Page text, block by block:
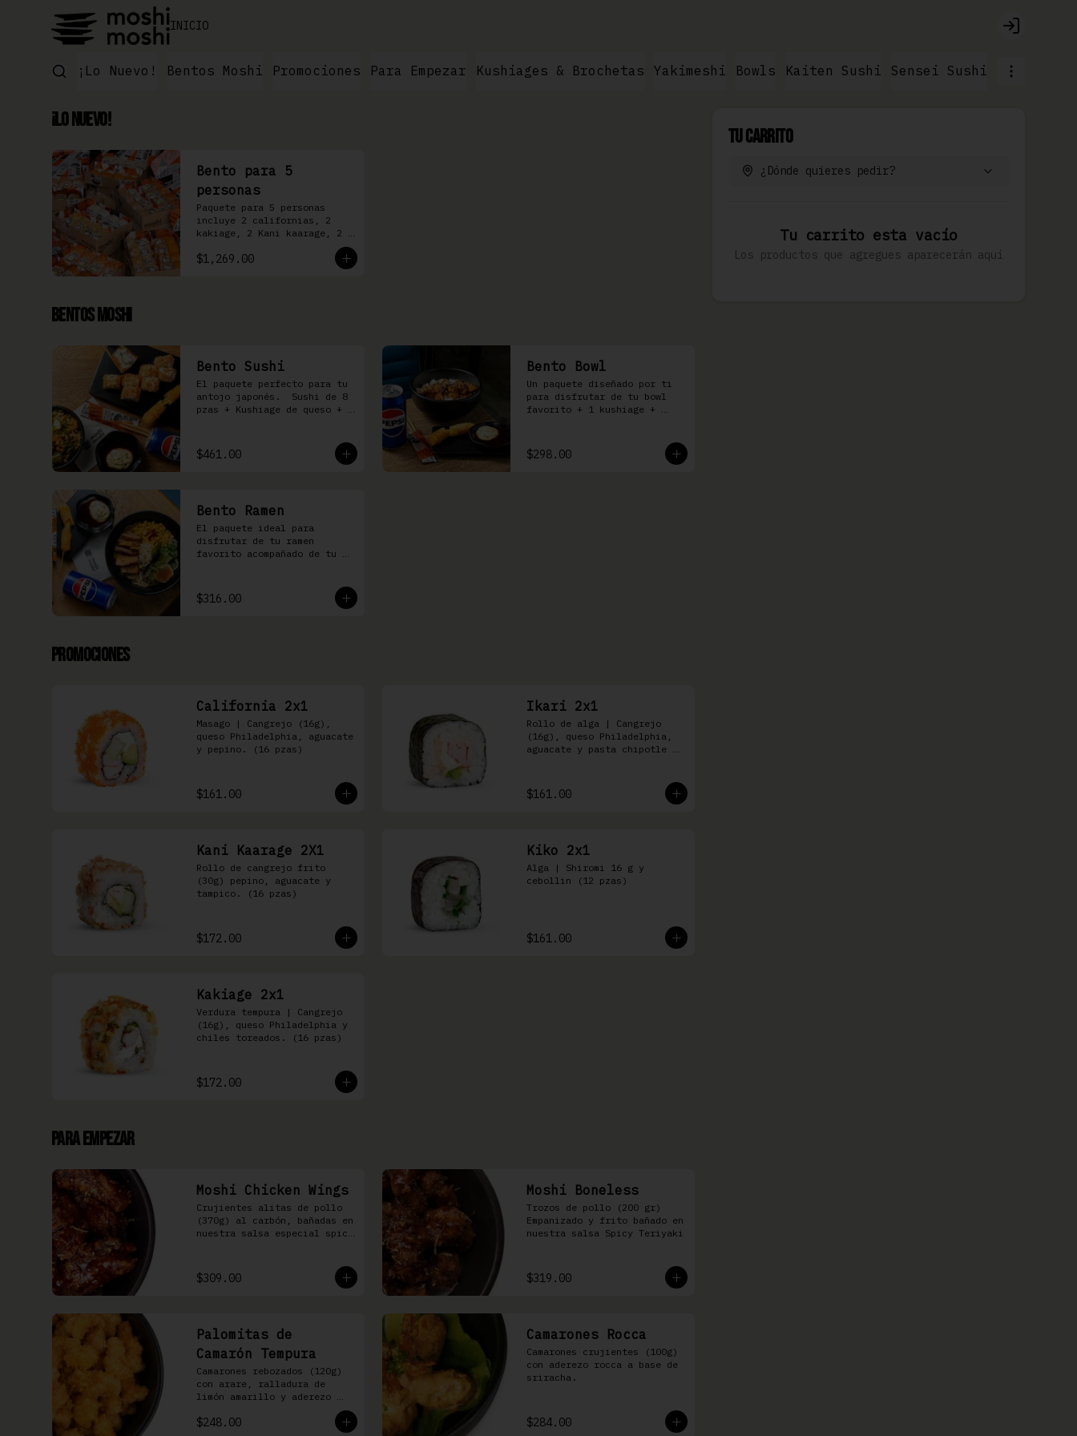
INICIO Login
¡Lo Nuevo! Bentos Moshi Promociones Para Empezar Kushiages & Brochetas Yakimeshi Bowls Kaiten Sushi Sensei Sushi Ramen &
¡Lo Nuevo!
Bento para 5
personas
Paquete para 5 personas
incluye 2 californias, 2
kakiage, 2 Kani kaarage, 2
Kakashi
$1,269.00
Bentos Moshi
Bento Sushi
El paquete perfecto para tu
antojo japonés.  Sushi de 8
pzas + Kushiage de queso +
$461.00
Bento Bowl
Un paquete diseñado por ti
para disfrutar de tu bowl
favorito + 1 kushiage +
$298.00
Bento Ramen
El paquete ideal para
disfrutar de tu ramen
favorito acompañado de tu
$316.00
Promociones
California 2x1
Masago | Cangrejo (16g),
queso Philadelphia, aguacate
y pepino. (16 pzas)
$161.00
Ikari 2x1
Rollo de alga | Cangrejo
(16g), queso Philadelphia,
aguacate y pasta chipotle
$161.00
Kani Kaarage 2X1
Rollo de cangrejo frito
(30g) pepino, aguacate y
tampico. (16 pzas)
$172.00
Kiko 2x1
Alga | Shiromi 16 g y
cebollin (12 pzas)
$161.00
Kakiage 2x1
Verdura tempura | Cangrejo
(16g), queso Philadelphia y
chiles toreados. (16 pzas)
$172.00
Para Empezar
Moshi Chicken Wings
Crujientes alitas de pollo
(370g) al carbón, bañadas en
nuestra salsa especial spicy
$309.00
Moshi Boneless
Trozos de pollo (200 gr)
Empanizado y frito bañado en
nuestra salsa Spicy Teriyaki
$319.00
Palomitas de
Camarón Tempura
Camarones rebozados (120g)
con arare, ralladura de
limón amarillo y aderezo
$248.00
Camarones Rocca
Camarones crujientes (100g)
con aderezo rocca a base de
sriracha.
$284.00
Tu Carrito
¿Dónde quieres pedir?
Tu carrito esta vacío
Los productos que agregues aparecerán aquí